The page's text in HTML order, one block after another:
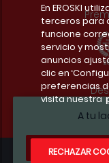
A tu
En EROSKI
terceros para
funcione
servicio y
anuncios
clic en
preferencias
visita nuestra
RECHAZAR